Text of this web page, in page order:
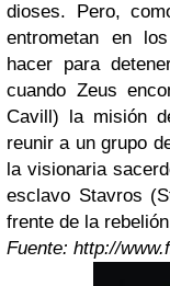
dioses. Pero,
entrometan en
hacer para
cuando Zeus
Cavill) la misión
reunir a un grupo
la visionaria
esclavo Stavros
frente de la
Fuente: http://